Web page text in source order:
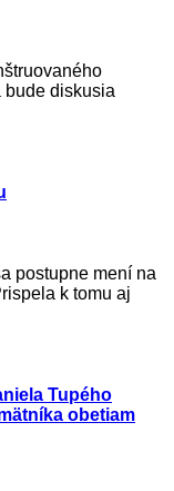
diskusia
postupne mení na
k tomu aj
Tupého
obetiam